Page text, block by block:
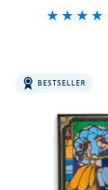
BESTSELLER